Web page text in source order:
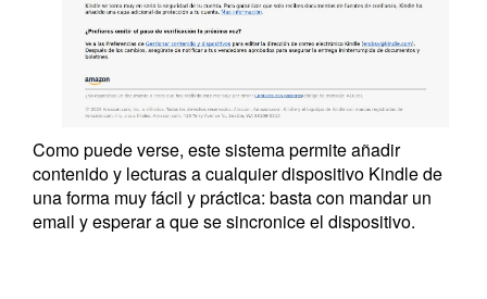
Como puede verse, este sistema permite añadir
contenido y lecturas a cualquier dispositivo Kindle de
una forma muy fácil y práctica: basta con mandar un
email y esperar a que se sincronice el dispositivo.